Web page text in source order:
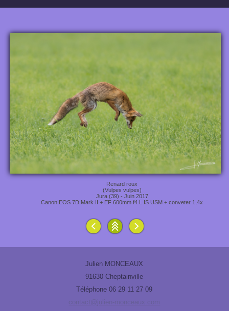
Renard roux
(Vulpes vulpes)
Jura (39) - Juin 2017
Canon EOS 7D Mark II + EF 600mm f4 L IS USM + conveter 1,4x
Julien MONCEAUX
91630 Cheptainville
Téléphone 06 29 11 27 09
contact@julien-monceaux.com